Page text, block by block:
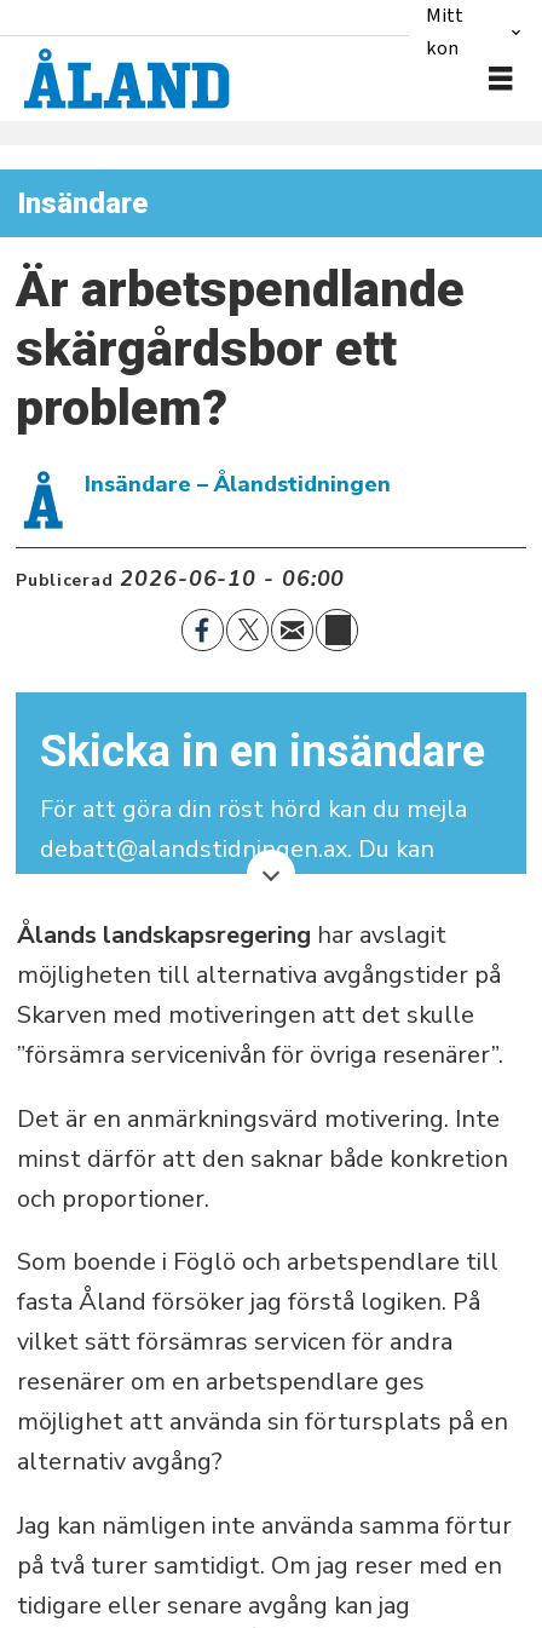
Mitt
konto
Insändare
Är arbetspendlande
skärgårdsbor ett
problem?
Insändare – Ålandstidningen
Publicerad 2026-06-10 - 06:00
Skicka in en insändare
För att göra din röst hörd kan du mejla
debatt@alandstidningen.ax. Du kan
skriva under med signatur men vi
behöver dina kontaktuppgifter.
Din insändare får maximalt bestå av
3.000 tecken (inklusive mellanslag).
Ålands landskapsregering har avslagit
möjligheten till alternativa avgångstider på
Skarven med motiveringen att det skulle
”försämra servicenivån för övriga resenärer”.
Det är en anmärkningsvärd motivering. Inte
minst därför att den saknar både konkretion
och proportioner.
Som boende i Föglö och arbetspendlare till
fasta Åland försöker jag förstå logiken. På
vilket sätt försämras servicen för andra
resenärer om en arbetspendlare ges
möjlighet att använda sin förtursplats på en
alternativ avgång?
Jag kan nämligen inte använda samma förtur
på två turer samtidigt. Om jag reser med en
tidigare eller senare avgång kan jag